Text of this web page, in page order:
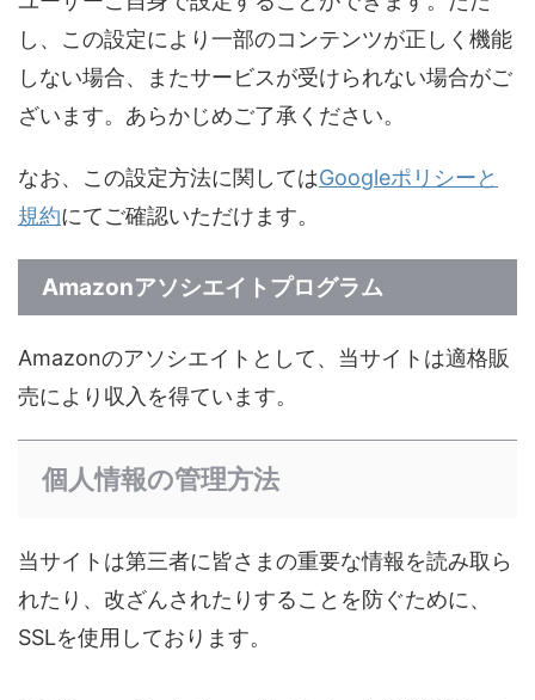
し、この設定により一部のコンテンツが正しく機能
しない場合、またサービスが受けられない場合がご
ざいます。あらかじめご了承ください。
なお、この設定方法に関してはGoogleポリシーと
規約にてご確認いただけます。
Amazonアソシエイトプログラム
Amazonのアソシエイトとして、当サイトは適格販
売により収入を得ています。
個人情報の管理方法
当サイトは第三者に皆さまの重要な情報を読み取ら
れたり、改ざんされたりすることを防ぐために、
SSLを使用しております。